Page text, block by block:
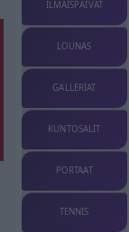
ILMAISPÄIVÄT
LOUNAS
GALLERIAT
KUNTOSALIT
PORTAAT
TENNIS